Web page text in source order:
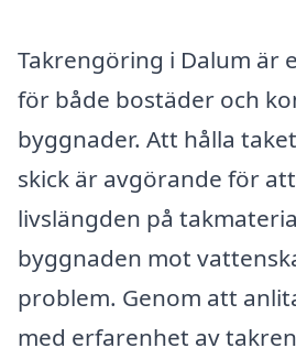
Takrengöring i Dalum är
för både bostäder och
byggnader. Att hålla
skick är avgörande för
livslängden på
byggnaden mot
problem. Genom att
med erfarenhet av